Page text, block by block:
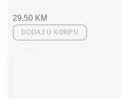
29,50 KM
DODAJ U KORPU